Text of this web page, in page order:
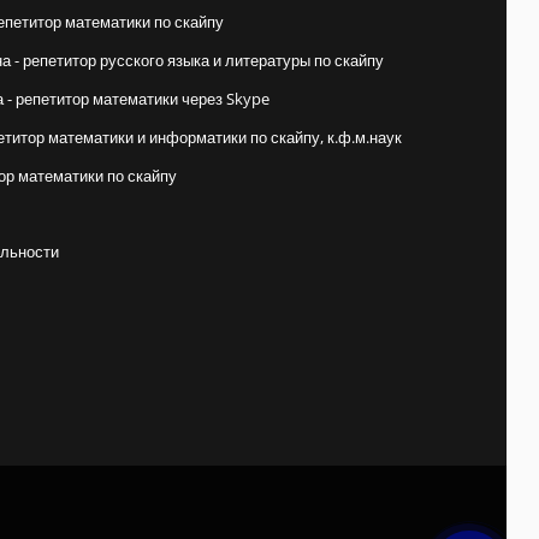
математики по скайпу
- репетитор русского языка и литературы по скайпу
репетитор математики через Skype
математики и информатики по скайпу, к.ф.м.наук
математики по скайпу